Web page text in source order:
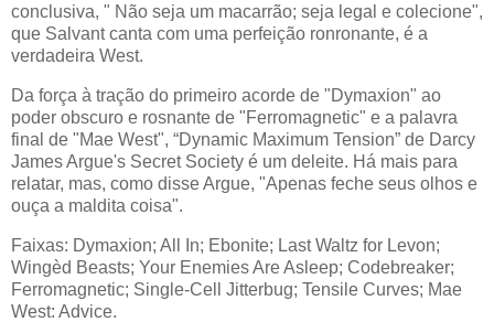
conclusiva, " Não seja um macarrão; seja legal e colecione",
que Salvant canta com uma perfeição ronronante, é a
verdadeira West.
Da força à tração do primeiro acorde de "Dymaxion" ao
poder obscuro e rosnante de "Ferromagnetic" e a palavra
final de "Mae West", “Dynamic Maximum Tension” de Darcy
James Argue's Secret Society é um deleite. Há mais para
relatar, mas, como disse Argue, "Apenas feche seus olhos e
ouça a maldita coisa".
Faixas: Dymaxion; All In; Ebonite; Last Waltz for Levon;
Wingèd Beasts; Your Enemies Are Asleep; Codebreaker;
Ferromagnetic; Single-Cell Jitterbug; Tensile Curves; Mae
West: Advice.